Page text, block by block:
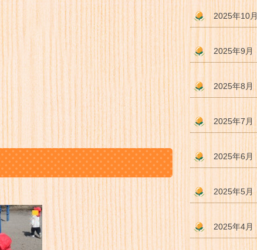
2025年10月
2025年9月
2025年8月
2025年7月
2025年6月
2025年5月
2025年4月